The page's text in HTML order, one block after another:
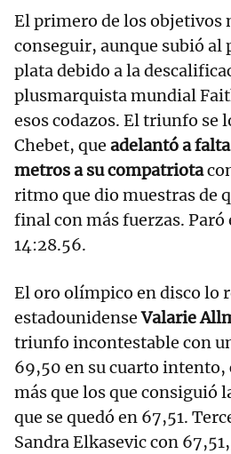
El primero de los objetivos
conseguir, aunque subió al
plata debido a la
plusmarquista mundial
esos codazos. El triunfo se
Chebet, que adelantó a
metros a su compatriota
ritmo que dio muestras de
final con más fuerzas. Paró
14:28.56.
El oro olímpico en disco lo
estadounidenseValarie
triunfo incontestable con
69,50 en su cuarto intento,
más que los que consiguió
que se quedó en 67,51.
Sandra Elkasevic con